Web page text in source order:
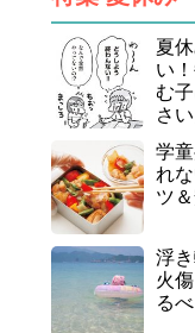
夏
い
む
さ
学
れ
ツ
浮
火
る